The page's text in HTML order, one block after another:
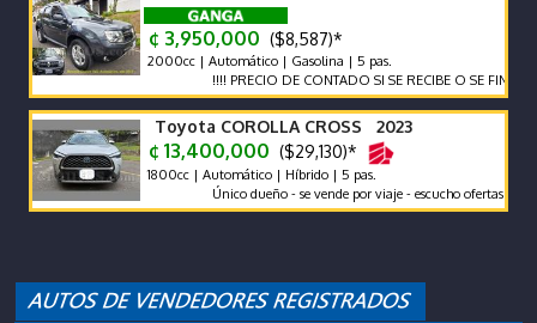
¢ 3,950,000 ($8,587)*
2000cc | Automático | Gasolina | 5 pas.
!!!! PRECIO DE CONTADO SI SE RECIBE O SE FINANCIA
Toyota COROLLA CROSS 2023
¢ 13,400,000 ($29,130)*
1800cc | Automático | Híbrido | 5 pas.
Único dueño - se vende por viaje - escucho ofertas